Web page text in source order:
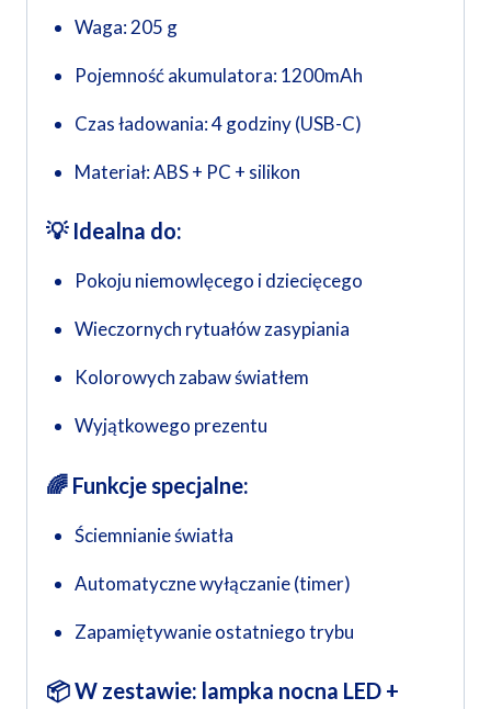
Waga: 205 g
Pojemność akumulatora: 1200mAh
Czas ładowania: 4 godziny (USB-C)
Materiał: ABS + PC + silikon
💡 Idealna do:
Pokoju niemowlęcego i dziecięcego
Wieczornych rytuałów zasypiania
Kolorowych zabaw światłem
Wyjątkowego prezentu
🌈 Funkcje specjalne:
Ściemnianie światła
Automatyczne wyłączanie (timer)
Zapamiętywanie ostatniego trybu
📦 W zestawie: lampka nocna LED +